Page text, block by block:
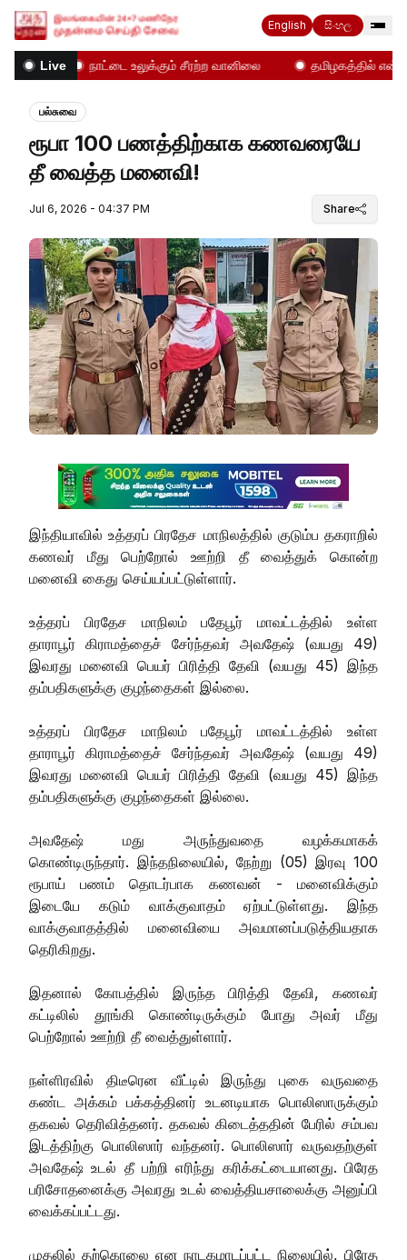
English සිංහල
Live நாட்டை உலுக்கும் சீரற்ற வானிலை தமிழகத்தில் என்ன
பல்சுவை
ரூபா 100 பணத்திற்காக கணவரையே
தீ வைத்த மனைவி!
Jul 6, 2026 - 04:37 PM Share
இந்தியாவில் உத்தரப் பிரதேச மாநிலத்தில் குடும்ப தகராறில்
கணவர் மீது பெற்றோல் ஊற்றி தீ வைத்துக் கொன்ற
மனைவி கைது செய்யப்பட்டுள்ளார்.
உத்தரப் பிரதேச மாநிலம் பதேபூர் மாவட்டத்தில் உள்ள
தாராபூர் கிராமத்தைச் சேர்ந்தவர் அவதேஷ் (வயது 49)
இவரது மனைவி பெயர் பிரித்தி தேவி (வயது 45) இந்த
தம்பதிகளுக்கு குழந்தைகள் இல்லை.
உத்தரப் பிரதேச மாநிலம் பதேபூர் மாவட்டத்தில் உள்ள
தாராபூர் கிராமத்தைச் சேர்ந்தவர் அவதேஷ் (வயது 49)
இவரது மனைவி பெயர் பிரித்தி தேவி (வயது 45) இந்த
தம்பதிகளுக்கு குழந்தைகள் இல்லை.
அவதேஷ் மது அருந்துவதை வழக்கமாகக்
கொண்டிருந்தார். இந்தநிலையில், நேற்று (05) இரவு 100
ரூபாய் பணம் தொடர்பாக கணவன் - மனைவிக்கும்
இடையே கடும் வாக்குவாதம் ஏற்பட்டுள்ளது. இந்த
வாக்குவாதத்தில் மனைவியை அவமானப்படுத்தியதாக
தெரிகிறது.
இதனால் கோபத்தில் இருந்த பிரித்தி தேவி, கணவர்
கட்டிலில் தூங்கி கொண்டிருக்கும் போது அவர் மீது
பெற்றோல் ஊற்றி தீ வைத்துள்ளார்.
நள்ளிரவில் திடீரென வீட்டில் இருந்து புகை வருவதை
கண்ட அக்கம் பக்கத்தினர் உடனடியாக பொலிஸாருக்கும்
தகவல் தெரிவித்தனர். தகவல் கிடைத்ததின் பேரில் சம்பவ
இடத்திற்கு பொலிஸார் வந்தனர். பொலிஸார் வருவதற்குள்
அவதேஷ் உடல் தீ பற்றி எரிந்து கரிக்கட்டையானது. பிரேத
பரிசோதனைக்கு அவரது உடல் வைத்தியசாலைக்கு அனுப்பி
வைக்கப்பட்டது.
முதலில் தற்கொலை என நாடகமாடப்பட்ட நிலையில், பிரேத